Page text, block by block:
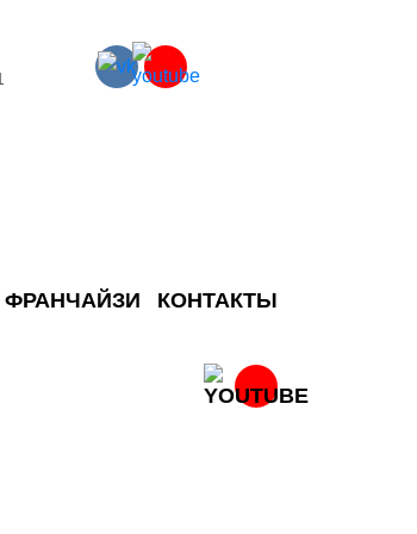
ФРАНЧАЙЗИ КОНТАКТЫ